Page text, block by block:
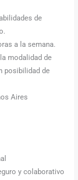
de
a la semana.
modalidad de
posibilidad de
Aires
y colaborativo